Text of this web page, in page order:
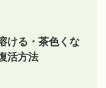
ける・茶色くな
活方法